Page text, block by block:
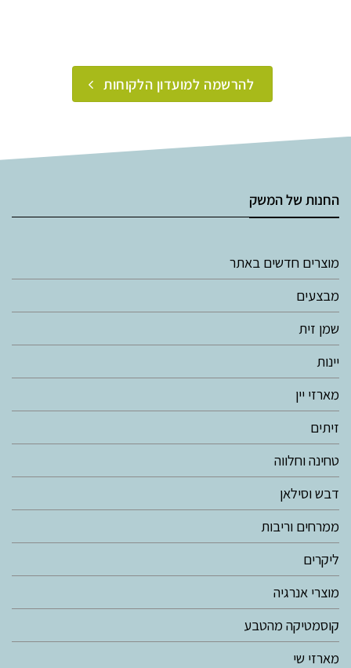
להרשמה למועדון הלקוחות
החנות של המשק
מוצרים חדשים באתר
מבצעים
שמן זית
יינות
מארזי יין
זיתים
טחינה וחלווה
דבש וסילאן
ממרחים וריבות
ליקרים
מוצרי אנרגיה
קוסמטיקה מהטבע
מארזי שי